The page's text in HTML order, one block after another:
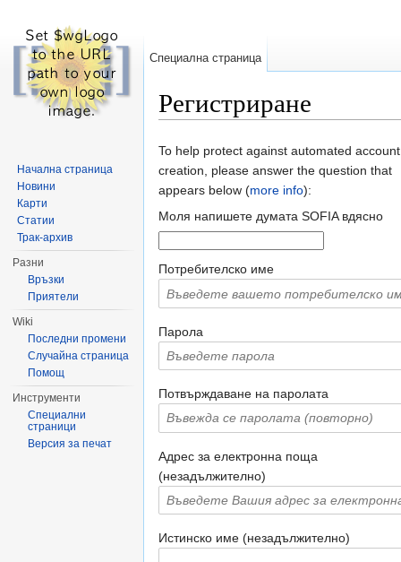
Регистриране
To help protect against automated account
creation, please answer the question that
appears below (more info):
Моля напишете думата SOFIA вдясно
Потребителско име
Парола
Потвърждаване на паролата
Адрес за електронна поща
(незадължително)
Истинско име (незадължително)
Специална страница
Начална страница
Новини
Карти
Статии
Трак-архив
Разни
Връзки
Приятели
Wiki
Последни промени
Случайна страница
Помощ
Инструменти
Специални
страници
Версия за печат